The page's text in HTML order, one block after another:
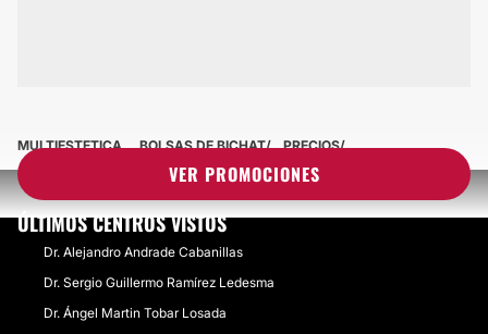
VER PROMOCIONES
MULTIESTETICA BOLSAS DE BICHAT PRECIOS
ÚLTIMOS CENTROS VISTOS
Dr. Alejandro Andrade Cabanillas
Dr. Sergio Guillermo Ramírez Ledesma
Dr. Ángel Martin Tobar Losada